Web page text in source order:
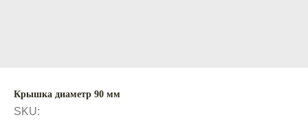
Крышка диаметр 90 мм
SKU: